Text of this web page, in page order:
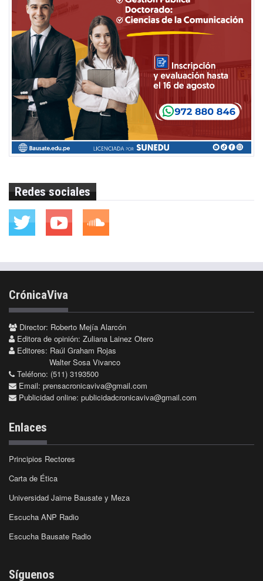
Redes sociales
CrónicaViva
Director: Roberto Mejía Alarcón
Editora de opinión: Zuliana Lainez Otero
Editores: Raúl Graham Rojas
Walter Sosa Vivanco
Teléfono: (511) 3193500
Email: prensacronicaviva@gmail.com
Publicidad online: publicidadcronicaviva@gmail.com
Enlaces
Principios Rectores
Carta de Ética
Universidad Jaime Bausate y Meza
Escucha ANP Radio
Escucha Bausate Radio
Síguenos